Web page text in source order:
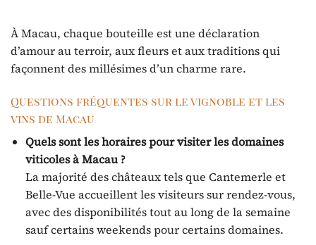
À Macau, chaque bouteille est une déclaration
d’amour au terroir, aux fleurs et aux traditions qui
façonnent des millésimes d’un charme rare.
Questions fréquentes sur le vignoble et les
vins de Macau
Quels sont les horaires pour visiter les domaines
viticoles à Macau ?
La majorité des châteaux tels que Cantemerle et
Belle-Vue accueillent les visiteurs sur rendez-vous,
avec des disponibilités tout au long de la semaine
sauf certains weekends pour certains domaines.